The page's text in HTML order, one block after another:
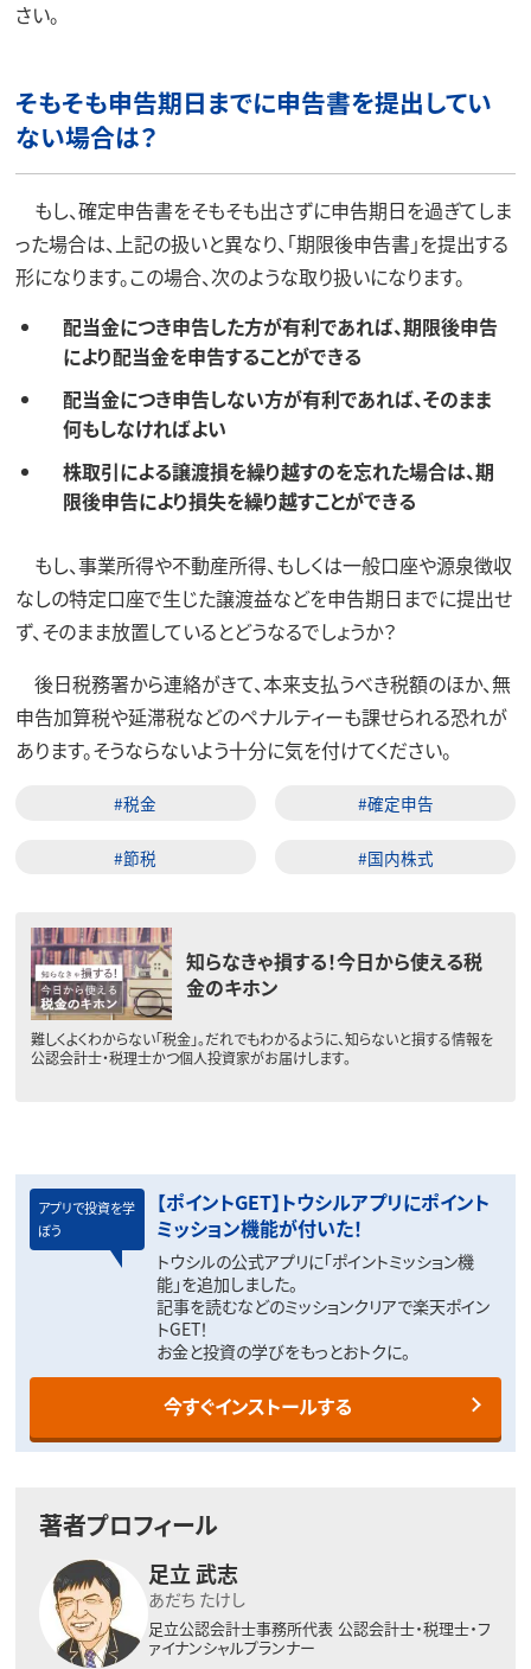
さい。
そもそも申告期日までに申告書を提出してい
ない場合は？
もし、確定申告書をそもそも出さずに申告期日を過ぎてしま
った場合は、上記の扱いと異なり、「期限後申告書」を提出する
形になります。この場合、次のような取り扱いになります。
配当金につき申告した方が有利であれば、期限後申告
により配当金を申告することができる
配当金につき申告しない方が有利であれば、そのまま
何もしなければよい
株取引による譲渡損を繰り越すのを忘れた場合は、期
限後申告により損失を繰り越すことができる
もし、事業所得や不動産所得、もしくは一般口座や源泉徴収
なしの特定口座で生じた譲渡益などを申告期日までに提出せ
ず、そのまま放置しているとどうなるでしょうか？
後日税務署から連絡がきて、本来支払うべき税額のほか、無
申告加算税や延滞税などのペナルティーも課せられる恐れが
あります。そうならないよう十分に気を付けてください。
#税金 #確定申告
#節税 #国内株式
知らなきゃ損する！今日から使える税
金のキホン
難しくよくわからない「税金」。だれでもわかるように、知らないと損する情報を
公認会計士・税理士かつ個人投資家がお届けします。
アプリで投資を学
ぼう
【ポイントGET】トウシルアプリにポイント
ミッション機能が付いた！
トウシルの公式アプリに「ポイントミッション機
能」を追加しました。
記事を読むなどのミッションクリアで楽天ポイン
トGET！
お金と投資の学びをもっとおトクに。
今すぐインストールする
著者プロフィール
足立 武志
あだち たけし
足立公認会計士事務所代表 公認会計士・税理士・フ
ァイナンシャルプランナー